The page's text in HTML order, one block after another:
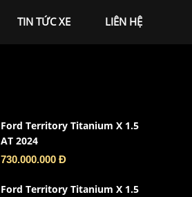
TIN TỨC XE LIÊN HỆ
Ford Territory Titanium X 1.5
AT 2024
730.000.000 Đ
Ford Territory Titanium X 1.5